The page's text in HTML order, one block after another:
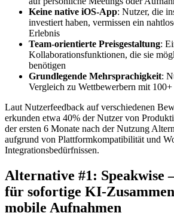
Keine native iOS-App: Nutzer, die
investiert haben, vermissen ein
Erlebnis
Team-orientierte Preisgestaltung:
Kollaborationsfunktionen, die sie
benötigen
Grundlegende Mehrsprachigkeit:
Vergleich zu Wettbewerbern mit 100+
Laut Nutzerfeedback auf verschiedenen
erkunden etwa 40% der Nutzer von
der ersten 6 Monate nach der Nutzung
aufgrund von Plattformkompatibilität und
Integrationsbedürfnissen.
Alternative #1: Speakwise
für sofortige KI-
mobile Aufnahmen